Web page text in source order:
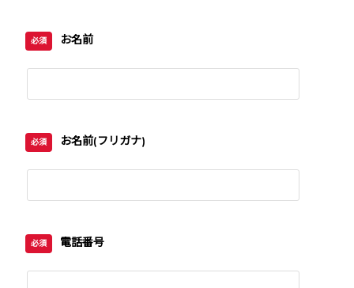
必須 お名前
必須 お名前(フリガナ)
必須 電話番号